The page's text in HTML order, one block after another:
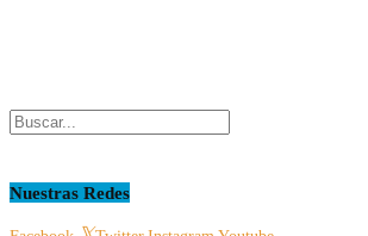
Nuestras Redes